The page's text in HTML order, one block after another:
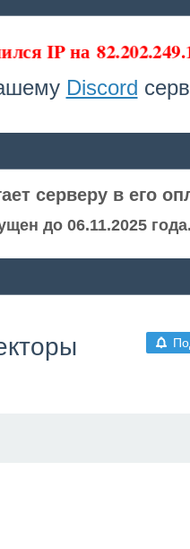
IP на
Discord
серверу в его
до 06.11.2025 года.